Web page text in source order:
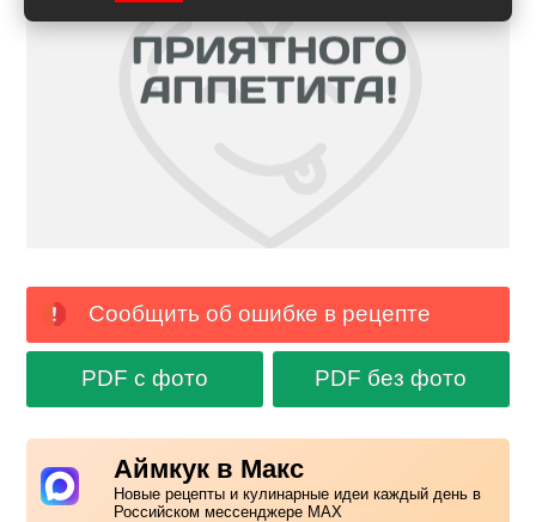
Сообщить об ошибке в рецепте
PDF с фото PDF без фото
Аймкук в Макс
Новые рецепты и кулинарные идеи каждый день в
Российском мессенджере MAX